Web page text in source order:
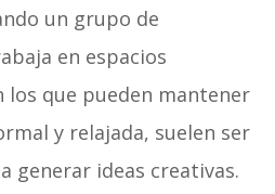
un grupo de
en espacios
los que pueden mantener
y relajada, suelen ser
generar ideas creativas.